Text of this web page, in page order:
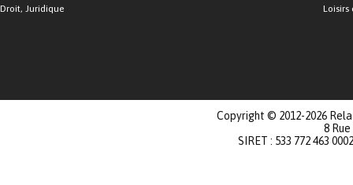
Droit, Juridique
Loisirs
Copyright © 2012-2026
8
SIRET : 533 772 463